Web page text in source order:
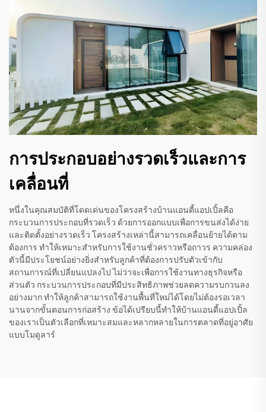
การประกอบอย่างรวดเร็วและการ
เคลื่อนที่
หนึ่งในคุณสมบัติที่โดดเด่นของโครงสร้างบ้านแอนดี้แอปเปิ้ลคือ
กระบวนการประกอบที่รวดเร็ว ด้วยการออกแบบเพื่อการขนส่งได้ง่าย
และติดตั้งอย่างรวดเร็ว โครงสร้างเหล่านี้สามารถเคลื่อนย้ายได้ตาม
ต้องการ ทำให้เหมาะสำหรับการใช้งานชั่วคราวหรือถาวร ความคล่อง
ตัวนี้มีประโยชน์อย่างยิ่งสำหรับลูกค้าที่ต้องการปรับตัวเข้ากับ
สถานการณ์ที่เปลี่ยนแปลงไป ไม่ว่าจะเพื่อการใช้งานทางธุรกิจหรือ
ส่วนตัว กระบวนการประกอบที่มีประสิทธิภาพช่วยลดความรบกวนลง
อย่างมาก ทำให้ลูกค้าสามารถใช้งานพื้นที่ใหม่ได้โดยไม่ต้องรอเวลา
นานจากขั้นตอนการก่อสร้าง ข้อได้เปรียบนี้ทำให้บ้านแอนดี้แอปเปิ้ล
ของเราเป็นตัวเลือกที่เหมาะสมและหลากหลายในการตลาดที่อยู่อาศัย
แบบโมดูลาร์